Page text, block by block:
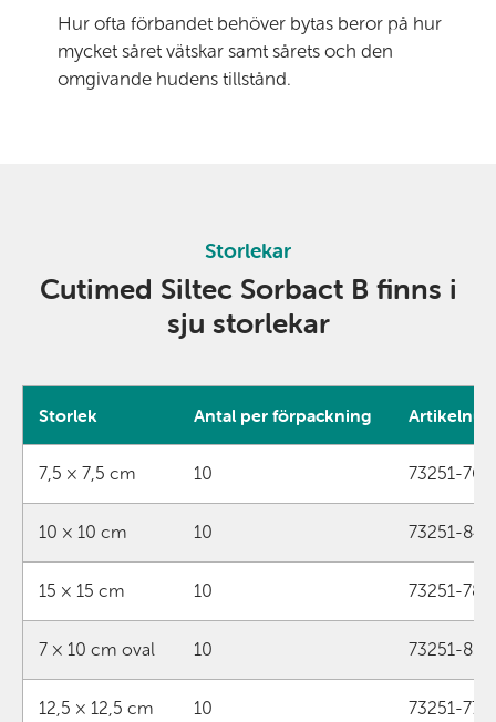
Hur ofta förbandet behöver bytas beror på hur
mycket såret vätskar samt sårets och den
omgivande hudens tillstånd.
Storlekar
Cutimed Siltec Sorbact B finns i
sju storlekar
Storlek Antal per förpackning
7,5 × 7,5 cm 10 73251-76
10 × 10 cm 10 73251-84
15 × 15 cm 10 73251-78
7 × 10 cm oval 10 73251-85
12,5 × 12,5 cm 10 73251-77